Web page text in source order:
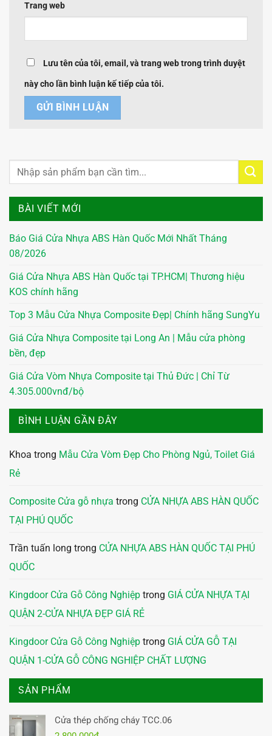
BÀI VIẾT MỚI
Báo Giá Cửa Nhựa ABS Hàn Quốc Mới Nhất Tháng
08/2026
Giá Cửa Nhựa ABS Hàn Quốc tại TP.HCM| Thương hiệu
KOS chính hãng
Top 3 Mẫu Cửa Nhựa Composite Đẹp| Chính hãng SungYu
Giá Cửa Nhựa Composite tại Long An | Mẫu cửa phòng
bền, đẹp
Giá Cửa Vòm Nhựa Composite tại Thủ Đức | Chỉ Từ
4.305.000vnđ/bộ
BÌNH LUẬN GẦN ĐÂY
Khoa trong Mẫu Cửa Vòm Đẹp Cho Phòng Ngủ, Toilet Giá
Rẻ
Composite Cửa gỗ nhựa trong CỬA NHỰA ABS HÀN QUỐC
TẠI PHÚ QUỐC
Trần tuấn long trong CỬA NHỰA ABS HÀN QUỐC TẠI PHÚ
QUỐC
Kingdoor Cửa Gỗ Công Nghiệp trong GIÁ CỬA NHỰA TẠI
QUẬN 2-CỬA NHỰA ĐẸP GIÁ RẺ
Kingdoor Cửa Gỗ Công Nghiệp trong GIÁ CỬA GỖ TẠI
QUẬN 1-CỬA GỖ CÔNG NGHIỆP CHẤT LƯỢNG
SẢN PHẨM
Cửa thép chống cháy TCC.06
Trang web
Lưu tên của tôi, email, và trang web trong trình duyệt
này cho lần bình luận kế tiếp của tôi.